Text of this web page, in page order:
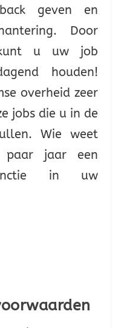
geven en
Door
u uw job
houden!
overheid zeer
jobs die u in de
Wie weet
jaar een
in uw